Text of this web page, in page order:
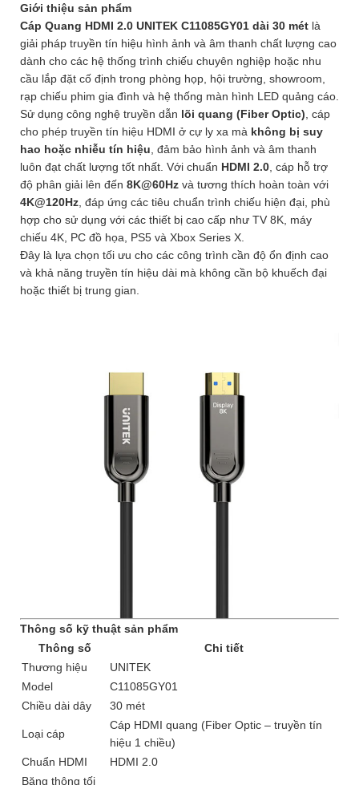
Giới thiệu sản phẩm
Cáp Quang HDMI 2.0 UNITEK C11085GY01 dài 30 mét là
giải pháp truyền tín hiệu hình ảnh và âm thanh chất lượng cao
dành cho các hệ thống trình chiếu chuyên nghiệp hoặc nhu
cầu lắp đặt cố định trong phòng họp, hội trường, showroom,
rạp chiếu phim gia đình và hệ thống màn hình LED quảng cáo.
Sử dụng công nghệ truyền dẫn lõi quang (Fiber Optic) , cáp
cho phép truyền tín hiệu HDMI ở cự ly xa mà không bị suy
hao hoặc nhiễu tín hiệu , đảm bảo hình ảnh và âm thanh
luôn đạt chất lượng tốt nhất. Với chuẩn HDMI 2.0 , cáp hỗ trợ
độ phân giải lên đến 8K@60Hz và tương thích hoàn toàn với
4K@120Hz , đáp ứng các tiêu chuẩn trình chiếu hiện đại, phù
hợp cho sử dụng với các thiết bị cao cấp như TV 8K, máy
chiếu 4K, PC đồ họa, PS5 và Xbox Series X.
Đây là lựa chọn tối ưu cho các công trình cần độ ổn định cao
và khả năng truyền tín hiệu dài mà không cần bộ khuếch đại
hoặc thiết bị trung gian.
Thông số kỹ thuật sản phẩm
Thông số
Chi tiết
Thương hiệu
UNITEK
Model
C11085GY01
Chiều dài dây
30 mét
Loại cáp
Cáp HDMI quang (Fiber Optic – truyền tín
hiệu 1 chiều)
Chuẩn HDMI
HDMI 2.0
Băng thông tối